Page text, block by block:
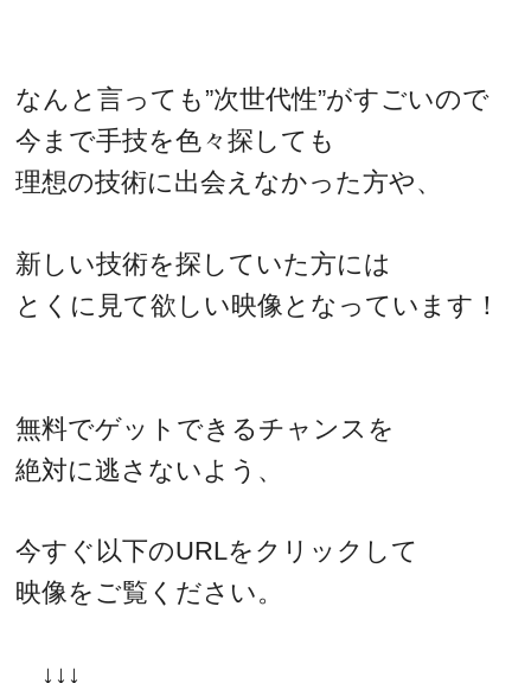
なんと言っても”次世代性”がすごいので
今まで手技を色々探しても
理想の技術に出会えなかった方や、
新しい技術を探していた方には
とくに見て欲しい映像となっています！
無料でゲットできるチャンスを
絶対に逃さないよう、
今すぐ以下のURLをクリックして
映像をご覧ください。
↓↓↓